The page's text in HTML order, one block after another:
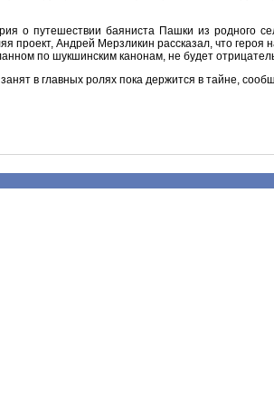
о путешествии баяниста Пашки из родного
проект, Андрей Мерзликин рассказал, что героя
по шукшинским канонам, не будет
в главных ролях пока держится в тайне,